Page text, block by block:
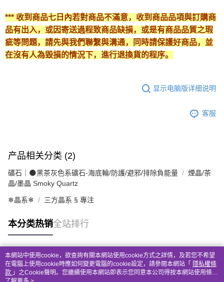
*** 收到商品七日內若對商品不滿意，收到商品品項與訂購商
品有出入，或因寄送過程致商品缺損，或是有商品品質之瑕
疵等問題，請先與我們聯繫與溝通，同時請保護好商品，並
在沒有人為毀損的情況下，進行退換貨的程序。
显示电脑版详细说明
客服
产品相关分类 (2)
礦石｜🌑黑茶灰色系礦石-海底輪/防護/避邪/排除負能量
煙晶/茶
晶/墨晶 Smoky Quartz
❄晶系❄ 三方晶系 § 專注
本分类热销全站排行
热门标签
本網站中使用cookie，欲查詢有關本網站使用cookie方式之詳情，及若您不希望
在電腦上使用cookie時應如何變更電腦的cookie設定，請參閱本網站「 隱私權條
款 」之Cookie聲明。您繼續使用本網站即表示您同意本公司得按本網站使用條款